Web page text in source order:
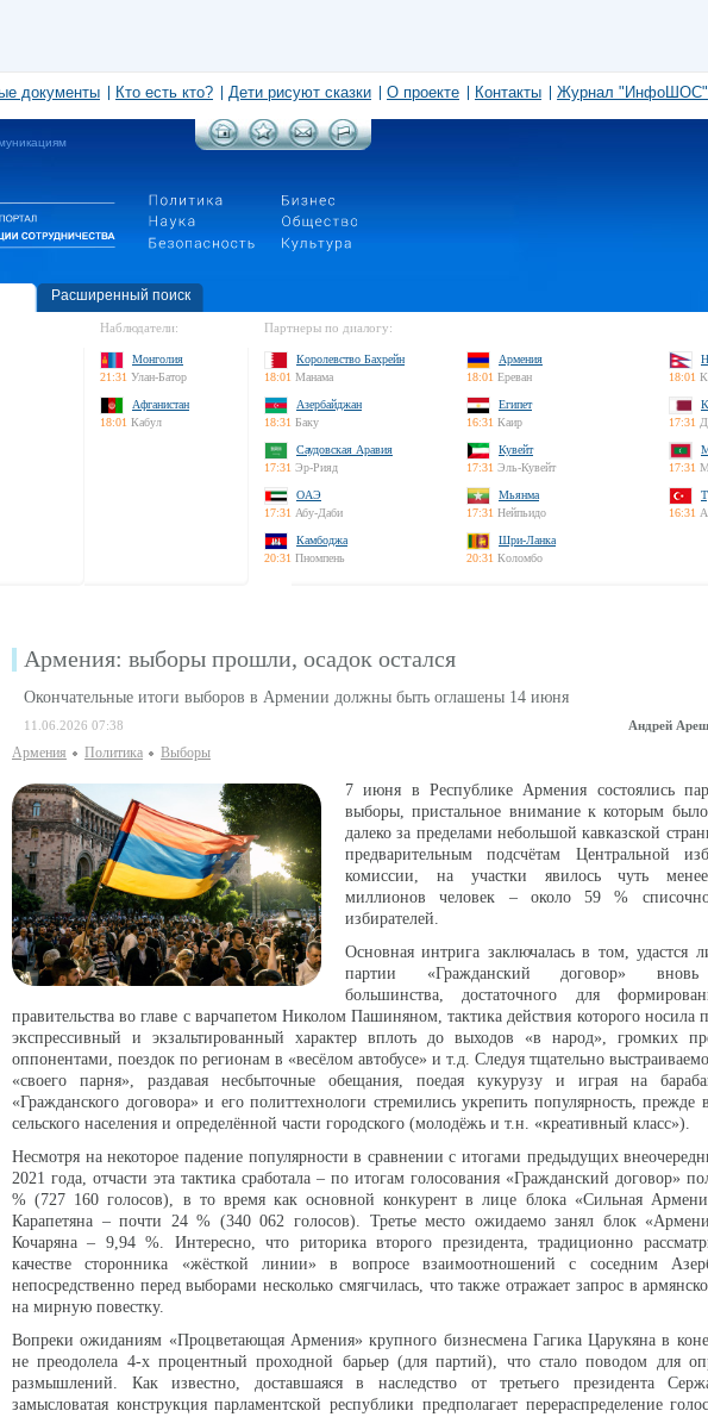
документы Кто есть кто? Дети рисуют сказки О проекте Контакты Журнал "ИнфоШОС"
Расширенный поиск
Наблюдатели:
Монголия
21:31 Улан-Батор
Афганистан
18:01 Кабул
Партнеры по диалогу:
Королевство Бахрейн
18:01 Манама
Армения
18:01 Ереван
18:01
Азербайджан
18:31 Баку
Египет
16:31 Каир
17:31
Саудовская Аравия
17:31 Эр-Рияд
Кувейт
17:31 Эль-Кувейт
17:31
ОАЭ
17:31 Абу-Даби
Мьянма
17:31 Нейпьидо
16:31
Камбоджа
20:31 Пномпень
Шри-Ланка
20:31 Коломбо
Армения: выборы прошли, осадок остался
Окончательные итоги выборов в Армении должны быть оглашены 14 июня
11.06.2026 07:38 Андрей
Армения Политика Выборы
7 июня в Республике Армения состоялись
выборы, пристальное внимание к которым
далеко за пределами небольшой кавказской
предварительным подсчётам Центральной
комиссии, на участки явилось чуть
миллионов человек – около 59 %
избирателей.
Основная интрига заключалась в том, удастся
партии «Гражданский договор» вновь
большинства, достаточного для
правительства во главе с варчапетом Николом Пашиняном, тактика действия которого носила
экспрессивный и экзальтированный характер вплоть до выходов «в народ», громких
оппонентами, поездок по регионам в «весёлом автобусе» и т.д. Следуя тщательно
«своего парня», раздавая несбыточные обещания, поедая кукурузу и играя на
«Гражданского договора» и его политтехнологи стремились укрепить популярность, прежде
сельского населения и определённой части городского (молодёжь и т.н. «креативный класс»).
Несмотря на некоторое падение популярности в сравнении с итогами предыдущих
2021 года, отчасти эта тактика сработала – по итогам голосования «Гражданский договор»
% (727 160 голосов), в то время как основной конкурент в лице блока «Сильная
Карапетяна – почти 24 % (340 062 голосов). Третье место ожидаемо занял блок
Кочаряна – 9,94 %. Интересно, что риторика второго президента, традиционно
качестве сторонника «жёсткой линии» в вопросе взаимоотношений с соседним
непосредственно перед выборами несколько смягчилась, что также отражает запрос в
на мирную повестку.
Вопреки ожиданиям «Процветающая Армения» крупного бизнесмена Гагика Царукяна в
не преодолела 4-х процентный проходной барьер (для партий), что стало поводом для
размышлений. Как известно, доставшаяся в наследство от третьего президента
замысловатая конструкция парламентской республики предполагает перераспределение